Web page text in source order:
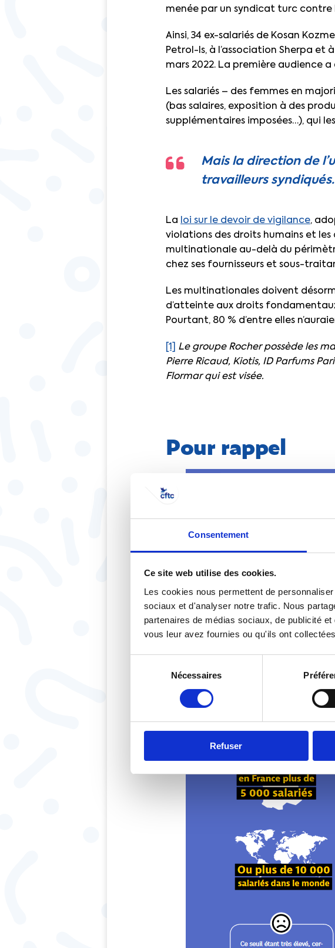
Consentement
Ce site web utilise des cookies.
Les cookies nous permettent de
sociaux et d'analyser notre trafic. Nous
partenaires de médias sociaux, de publicité
vous leur avez fournies ou qu'ils ont
consentement
Nécessaires
Refuser
menée par un syndicat turc contre
Ainsi, 34 ex-salariés de Kosan
Petrol-Is, à l’association Sherpa et à
mars 2022. La première audience a
Les salariés – des femmes en
(bas salaires, exposition à des
supplémentaires imposées…), qui
Mais la direction de
travailleurs syndiqués.
La loi sur le devoir de vigilance,
violations des droits humains et
multinationale au-delà du
chez ses fournisseurs et sous-
Les multinationales doivent
d’atteinte aux droits
Pourtant, 80 % d’entre elles
[1]
Le groupe Rocher possède les
Pierre Ricaud, Kiotis, ID Parfums
Flormar qui est visée.
Pour rappel